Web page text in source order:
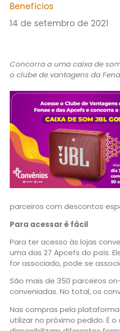
Benefícios
14 de setembro de 2021
Concorra a uma caixa de
o clube de vantagens da
parceiros com descontos
Para acessar é fácil
Para ter acesso às lojas
uma das 27 Apcefs do país.
for associado, pode se
São mais de 350 parceiros
conveniadas. No total, os
Nas compras pela
utilizar no próximo pedido. É